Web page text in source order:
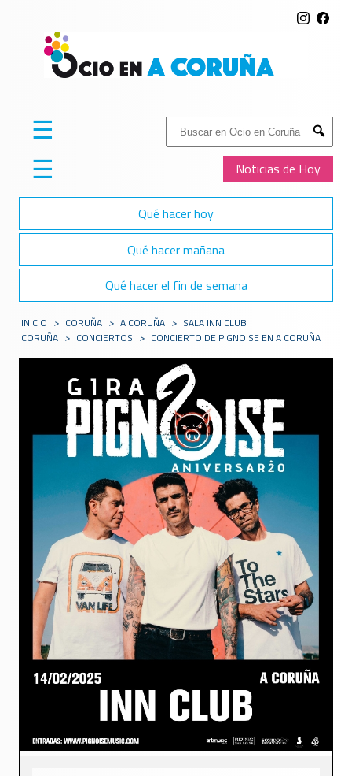
Buscar:
Submit
Noticias de Hoy
☰
☰
Qué hacer hoy
Qué hacer mañana
Qué hacer el fin de semana
INICIO > CORUÑA > A CORUÑA > SALA INN CLUB
CORUÑA > CONCIERTOS > CONCIERTO DE PIGNOISE EN A CORUÑA